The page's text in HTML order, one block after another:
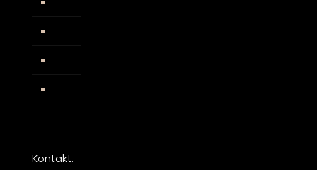
Kontakt: